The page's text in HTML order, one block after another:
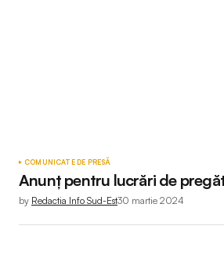
COMUNICATE DE PRESĂ
Anunț pentru lucrări de
by Redactia Info Sud-Est30 martie 2024